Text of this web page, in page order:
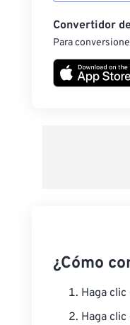
Convertidor
Para
¿Cómo
Haga
Haga